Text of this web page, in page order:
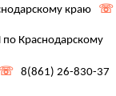
краю
☏
Краснодарскому
☏ 8(861) 26-830-37